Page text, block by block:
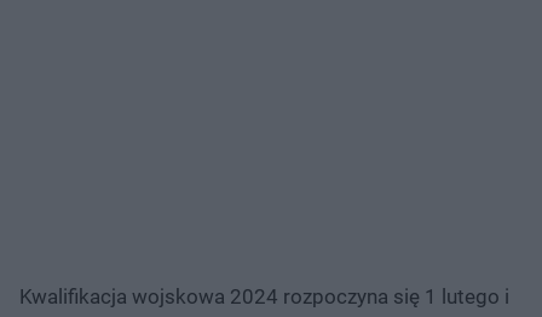
Kwalifikacja wojskowa 2024 rozpoczyna się 1 lutego i